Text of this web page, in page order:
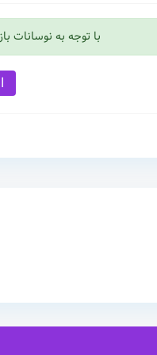
با توجه به نوسانات